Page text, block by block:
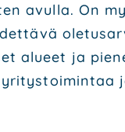
avul­la. On
alu­eet ja